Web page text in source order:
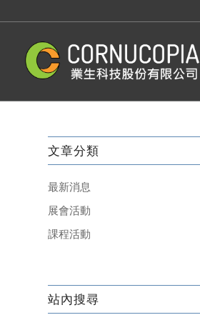
文章分類
最新消息
展會活動
課程活動
站內搜尋